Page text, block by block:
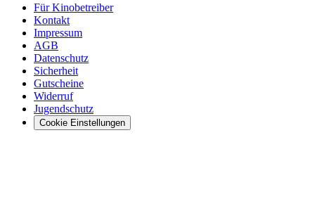
Für Kinobetreiber
Kontakt
Impressum
AGB
Datenschutz
Sicherheit
Gutscheine
Widerruf
Jugendschutz
Cookie Einstellungen